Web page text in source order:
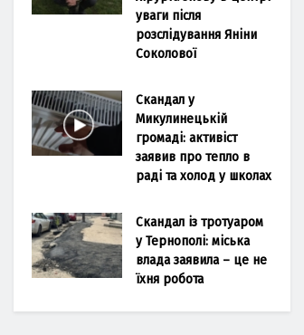
уваги після
розслідування Яніни
Соколової
Скандал у
Микулинецькій
громаді: активіст
заявив про тепло в
раді та холод у школах
Скандал із тротуаром
у Тернополі: міська
влада заявила – це не
їхня робота